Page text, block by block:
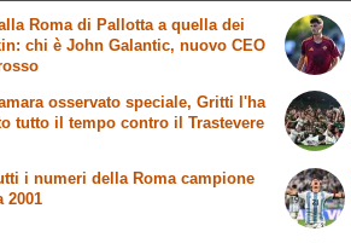
Roma di Pallotta a quella dei
chi è John Galantic, nuovo CEO
osservato speciale, Gritti l'ha
tutto il tempo contro il Trastevere
i numeri della Roma campione
2001